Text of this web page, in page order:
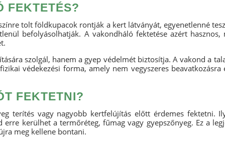
FEKTETÉS?
tolt földkupacok rontják a kert látványát, egyenetlenné
befolyásolhatják. A vakondháló fektetése azért
szolgál, hanem a gyep védelmét biztosítja. A vakond a
védekezési forma, amely nem vegyszeres
FEKTETNI?
terítés vagy nagyobb kertfelújítás előtt érdemes fektetni.
kerülhet a termőréteg, fűmag vagy gyepszőnyeg. Ez a
meg kellene bontani.